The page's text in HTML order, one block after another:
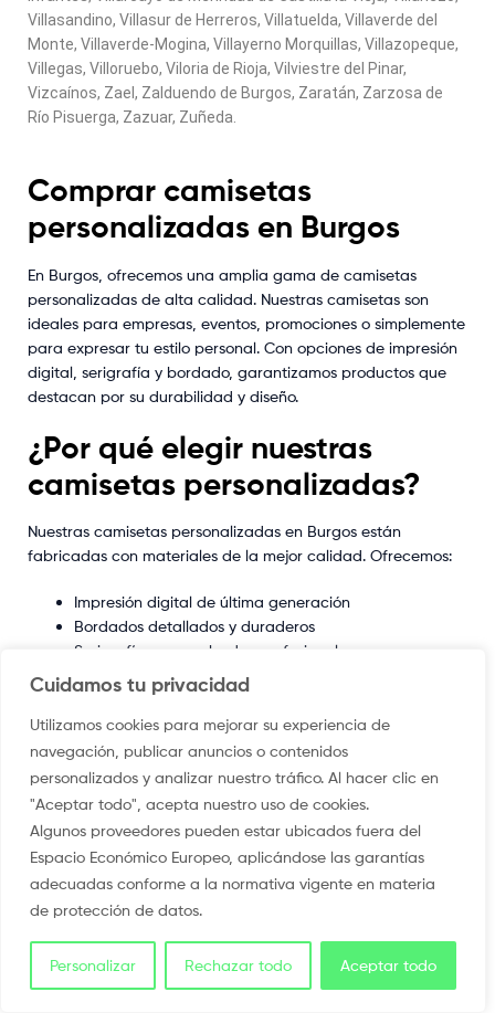
Cuidamos tu privacidad
Utilizamos cookies para mejorar su experiencia de
navegación, publicar anuncios o contenidos
personalizados y analizar nuestro tráfico. Al hacer clic en
"Aceptar todo", acepta nuestro uso de cookies.
Algunos proveedores pueden estar ubicados fuera del
Espacio Económico Europeo, aplicándose las garantías
adecuadas conforme a la normativa vigente en materia
de protección de datos.
Personalizar Rechazar todo Aceptar todo
Villasandino, Villasur de Herreros, Villatuelda, Villaverde del
Monte, Villaverde-Mogina, Villayerno Morquillas, Villazopeque,
Villegas, Villoruebo, Viloria de Rioja, Vilviestre del Pinar,
Vizcaínos, Zael, Zalduendo de Burgos, Zaratán, Zarzosa de
Río Pisuerga, Zazuar, Zuñeda.
Comprar camisetas
personalizadas en Burgos
En Burgos, ofrecemos una amplia gama de camisetas
personalizadas de alta calidad. Nuestras camisetas son
ideales para empresas, eventos, promociones o simplemente
para expresar tu estilo personal. Con opciones de impresión
digital, serigrafía y bordado, garantizamos productos que
destacan por su durabilidad y diseño.
¿Por qué elegir nuestras
camisetas personalizadas?
Nuestras camisetas personalizadas en Burgos están
fabricadas con materiales de la mejor calidad. Ofrecemos:
Impresión digital de última generación
Bordados detallados y duraderos
Serigrafía con acabados profesionales
Ya sea que necesites camisetas para una campaña
publicitaria, un evento corporativo o para uso personal,
nuestro equipo de expertos está listo para ayudarte a crear
el diseño perfecto que se adapte a tus necesidades.
Enlaces a otras provincias
Camisetas personalizadas en Barcelona
Camisetas personalizadas en Cáceres
Camisetas personalizadas en Guadalajara
Otras Provincias Cercanas